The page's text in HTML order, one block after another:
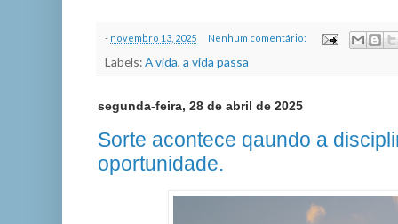
- novembro 13, 2025 Nenhum comentário:
Labels:A vida, a vida passa
segunda-feira, 28 de abril de 2025
Sorte acontece qaundo a
oportunidade.